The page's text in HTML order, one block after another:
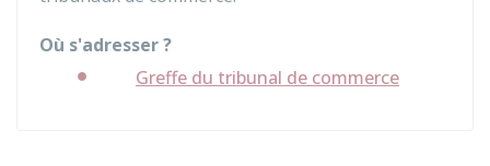
Où s'adresser ?
Greffe du tribunal de commerce